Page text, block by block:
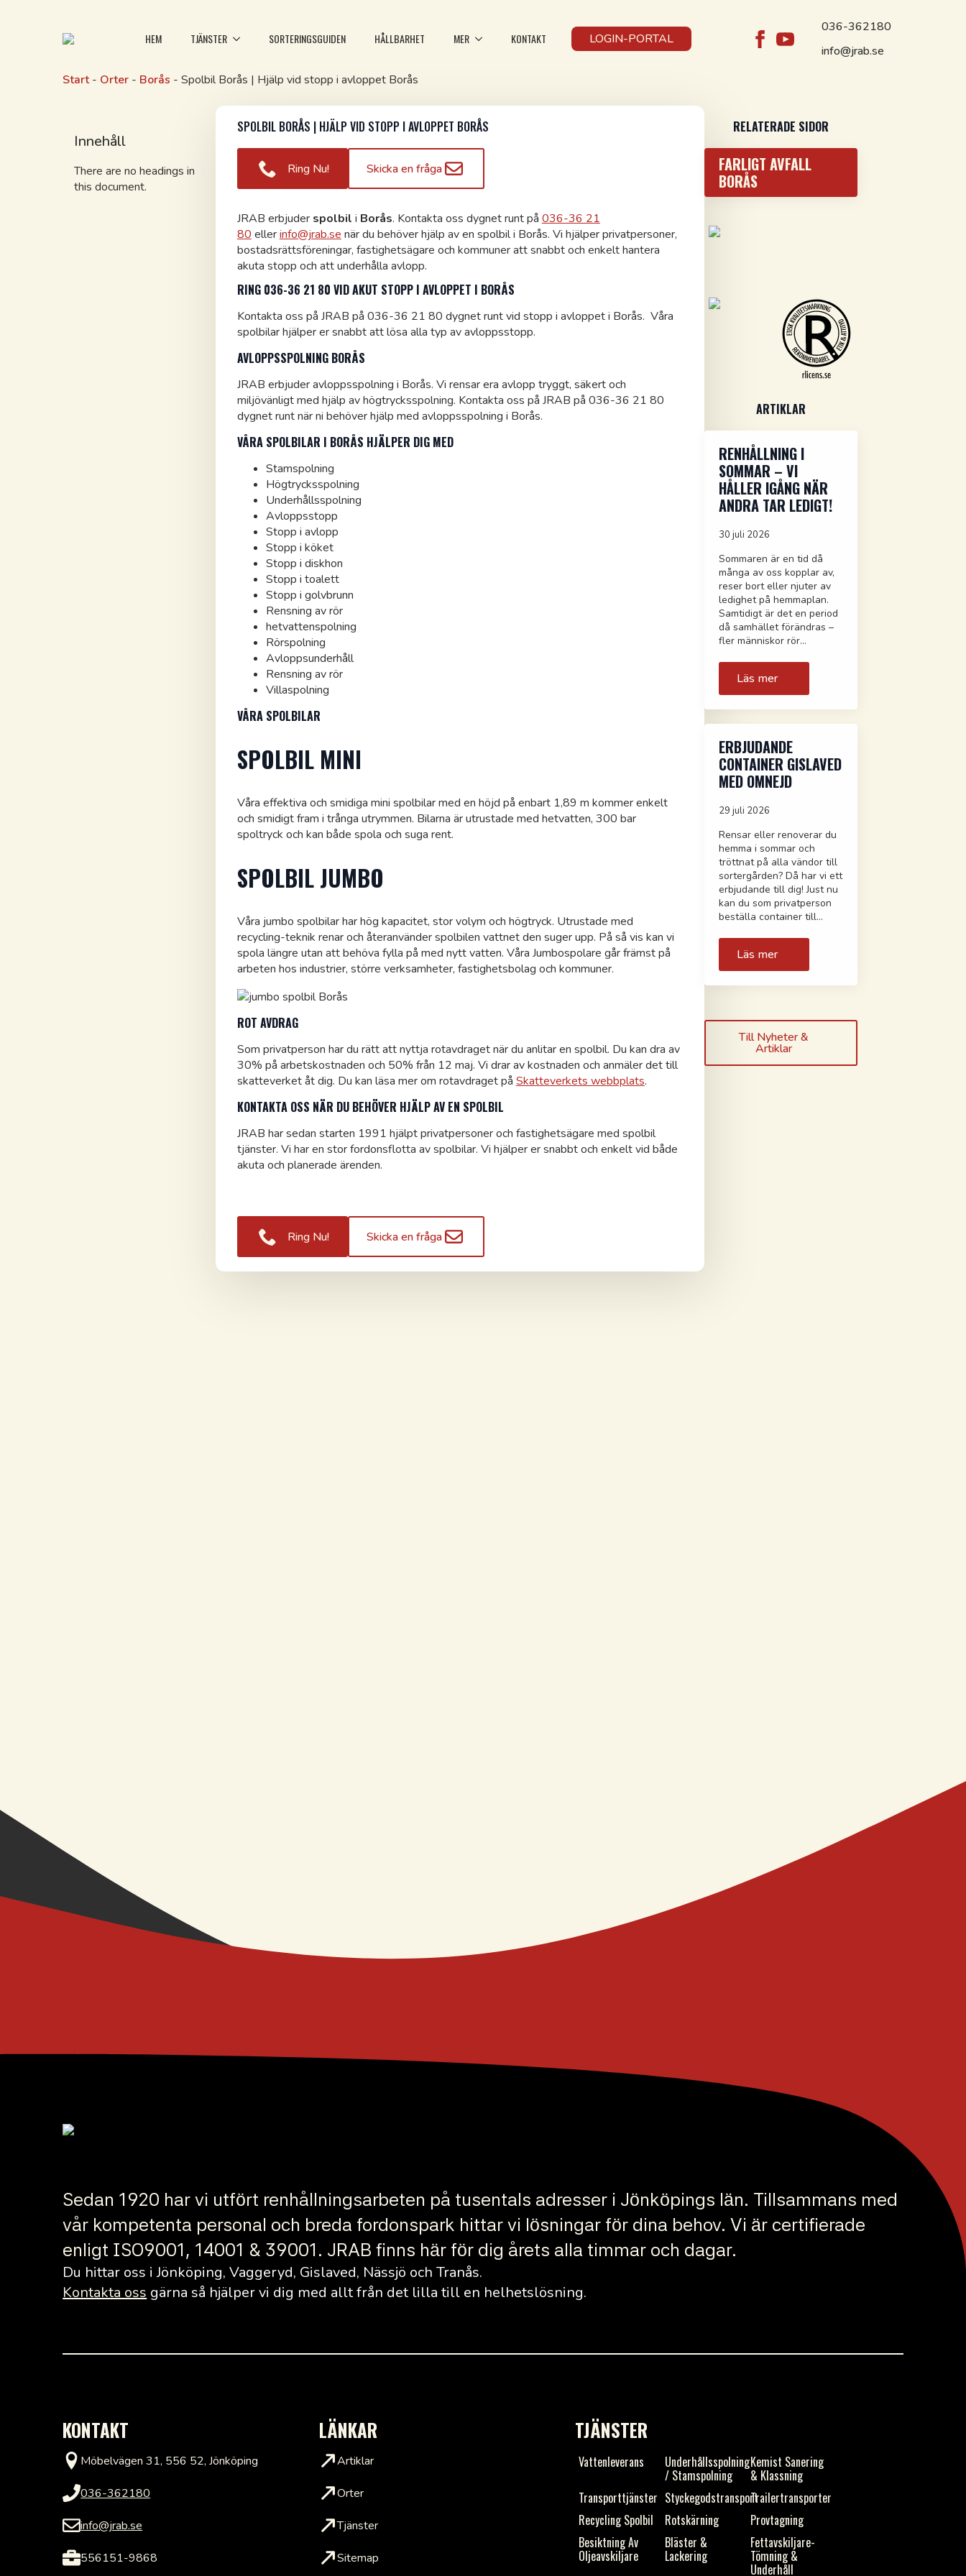
HEM TJÄNSTER SORTERINGSGUIDEN HÅLLBARHET MER KONTAKT LOGIN-PORTAL
036-362180
info@jrab.se
Start- Orter - Borås -Spolbil Borås | Hjälp vid stopp i avloppet Borås
Innehåll
There are no headings in
this document.
SPOLBIL BORÅS | HJÄLP VID STOPP I AVLOPPET BORÅS
Ring Nu! Skicka en fråga
JRAB erbjuder spolbil i Borås. Kontakta oss dygnet runt på 036-36 21
80 ellerinfo@jrab.se när du behöver hjälp av en spolbil i Borås. Vi hjälper privatpersoner,
bostadsrättsföreningar, fastighetsägare och kommuner att snabbt och enkelt hantera
akuta stopp och att underhålla avlopp.
RING 036-36 21 80 VID AKUT STOPP I AVLOPPET I BORÅS
Kontakta oss på JRAB på 036-36 21 80 dygnet runt vid stopp i avloppet i Borås. Våra
spolbilar hjälper er snabbt att lösa alla typ av avloppsstopp.
AVLOPPSSPOLNING BORÅS
JRAB erbjuder avloppsspolning i Borås. Vi rensar era avlopp tryggt, säkert och
miljövänligt med hjälp av högtrycksspolning. Kontakta oss på JRAB på 036-36 21 80
dygnet runt när ni behöver hjälp med avloppsspolning i Borås.
VÅRA SPOLBILAR I BORÅS HJÄLPER DIG MED
Stamspolning
Högtrycksspolning
Underhållsspolning
Avloppsstopp
Stopp i avlopp
Stopp i köket
Stopp i diskhon
Stopp i toalett
Stopp i golvbrunn
Rensning av rör
hetvattenspolning
Rörspolning
Avloppsunderhåll
Rensning av rör
Villaspolning
VÅRA SPOLBILAR
SPOLBIL MINI
Våra effektiva och smidiga mini spolbilar med en höjd på enbart 1,89 m kommer enkelt
och smidigt fram i trånga utrymmen. Bilarna är utrustade med hetvatten, 300 bar
spoltryck och kan både spola och suga rent.
SPOLBIL JUMBO
Våra jumbo spolbilar har hög kapacitet, stor volym och högtryck. Utrustade med
recycling-teknik renar och återanvänder spolbilen vattnet den suger upp. På så vis kan vi
spola längre utan att behöva fylla på med nytt vatten. Våra Jumbospolare går främst på
arbeten hos industrier, större verksamheter, fastighetsbolag och kommuner.
ROT AVDRAG
Som privatperson har du rätt att nyttja rotavdraget när du anlitar en spolbil. Du kan dra av
30% på arbetskostnaden och 50% från 12 maj. Vi drar av kostnaden och anmäler det till
skatteverket åt dig. Du kan läsa mer om rotavdraget på Skatteverkets webbplats.
KONTAKTA OSS NÄR DU BEHÖVER HJÄLP AV EN SPOLBIL
JRAB har sedan starten 1991 hjälpt privatpersoner och fastighetsägare med spolbil
tjänster. Vi har en stor fordonsflotta av spolbilar. Vi hjälper er snabbt och enkelt vid både
akuta och planerade ärenden.
Ring Nu! Skicka en fråga
RELATERADE SIDOR
FARLIGT AVFALL
BORÅS
ARTIKLAR
RENHÅLLNING I
SOMMAR – VI
HÅLLER IGÅNG NÄR
ANDRA TAR LEDIGT!
30 juli 2026
Sommaren är en tid då
många av oss kopplar av,
reser bort eller njuter av
ledighet på hemmaplan.
Samtidigt är det en period
då samhället förändras –
fler människor rör…
Läs mer
ERBJUDANDE
CONTAINER GISLAVED
MED OMNEJD
29 juli 2026
Rensar eller renoverar du
hemma i sommar och
tröttnat på alla vändor till
sortergården? Då har vi ett
erbjudande till dig! Just nu
kan du som privatperson
beställa container till…
Läs mer
Till Nyheter &
Artiklar
Sedan 1920 har vi utfört renhållningsarbeten på tusentals adresser i Jönköpings län. Tillsammans med
vår kompetenta personal och breda fordonspark hittar vi lösningar för dina behov. Vi är certifierade
enligt ISO9001, 14001 & 39001. JRAB finns här för dig årets alla timmar och dagar.
Du hittar oss i Jönköping, Vaggeryd, Gislaved, Nässjö och Tranås.
Kontakta oss gärna så hjälper vi dig med allt från det lilla till en helhetslösning.
KONTAKT
Möbelvägen 31, 556 52, Jönköping
036-362180
info@jrab.se
556151-9868
LÄNKAR
Artiklar
Orter
Tjänster
Sitemap
TJÄNSTER
Vattenleverans Underhållsspolning
/ Stamspolning
Kemist Sanering
& Klassning
Transporttjänster StyckegodstransportTrailertransporter
Recycling Spolbil
Rotskärning
Provtagning
Besiktning Av
Oljeavskiljare
Bläster &
Lackering
Fettavskiljare-
Tömning &
Underhåll